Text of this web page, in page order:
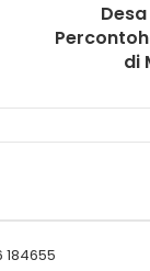
di